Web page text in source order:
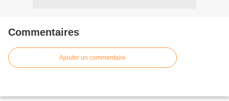
Commentaires
Ajouter un commentaire